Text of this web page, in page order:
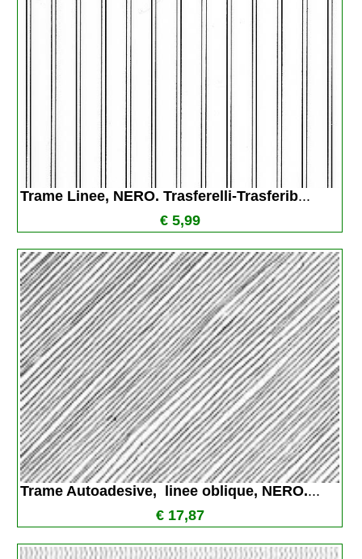
Trame Linee, NERO. Trasferelli-Trasferib...
€ 5,99
Trame Autoadesive,  linee oblique, NERO....
€ 17,87